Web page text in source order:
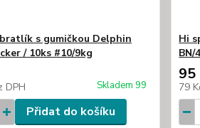
s gumičkou Delphin
/ 10ks #10/9kg
DPH Skladem 99
Přidat do košíku
Hi
BN/4
95
79